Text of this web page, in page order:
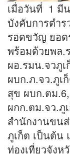
เมื่อวันที่ 1 มี
บังคับการตำ
รอดขวัญ ยอด
พร้อมด้วยพล
ผอ.รมน.จวภู
ผบก.ภ.จว.ภูเ
สุข ผบก.ตม
ผกก.ตม.จว.ภู
สำนักงานขน
ภูเก็ต เป็นต้น
ท่องเที่ยวจังห